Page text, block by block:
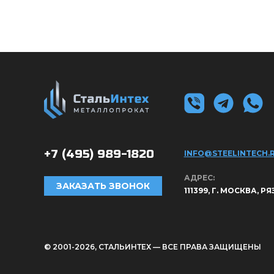
+7 (495) 989-1820
ЗАКАЗАТЬ ЗВОНОК
АДРЕС:
111399, Г. МОСКВА,
© 2001-2026, СТАЛЬИНТЕХ — ВСЕ ПРАВА ЗАЩИЩЕНЫ